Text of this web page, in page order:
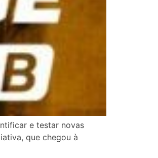
e testar novas
que chegou à